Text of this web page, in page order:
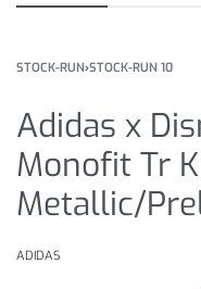
STOCK-RUN›STOCK-RUN 10
Adidas x
Monofit Tr
Metallic/
ADIDAS